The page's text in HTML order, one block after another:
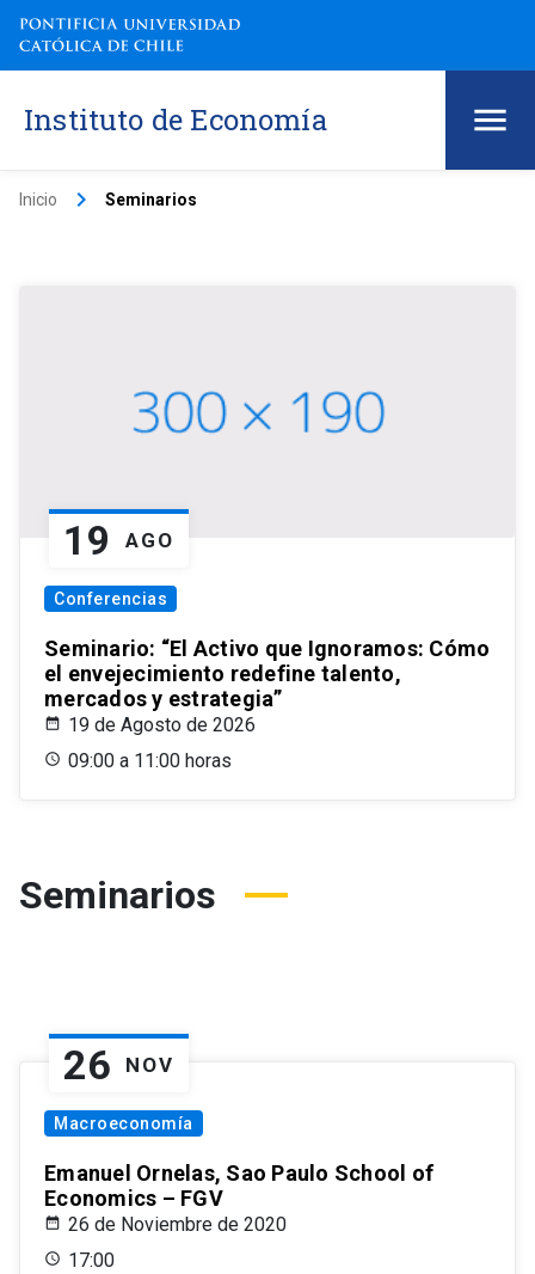
Instituto de Economía
Inicio keyboard_arrow_right Seminarios
19 AGO
Conferencias
Seminario: “El Activo que Ignoramos: Cómo
el envejecimiento redefine talento,
mercados y estrategia”
19 de Agosto de 2026
09:00 a 11:00 horas
Seminarios
26 NOV
Macroeconomía
Emanuel Ornelas, Sao Paulo School of
Economics – FGV
26 de Noviembre de 2020
17:00